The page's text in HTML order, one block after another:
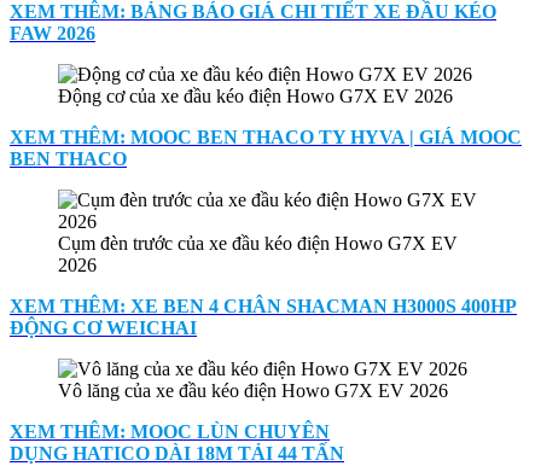
XEM THÊM: BẢNG BÁO GIÁ CHI TIẾT XE ĐẦU KÉO
FAW 2026
Động cơ của xe đầu kéo điện Howo G7X EV 2026
XEM THÊM: MOOC BEN THACO TY HYVA | GIÁ MOOC
BEN THACO
Cụm đèn trước của xe đầu kéo điện Howo G7X EV
2026
XEM THÊM: XE BEN 4 CHÂN SHACMAN H3000S 400HP
ĐỘNG CƠ WEICHAI
Vô lăng của xe đầu kéo điện Howo G7X EV 2026
XEM THÊM: MOOC LÙN CHUYÊN
DỤNG HATICO DÀI 18M TẢI 44 TẤN